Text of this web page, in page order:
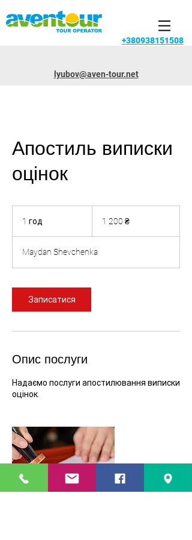
+380938151508
lyubov@aven-tour.net
Апостиль виписки
оцінок
1 год
гривень
1 200 ₴
Maydan Shevchenka
Записатися
Опис послуги
Надаємо послуги апостилювання виписки
оцінок.